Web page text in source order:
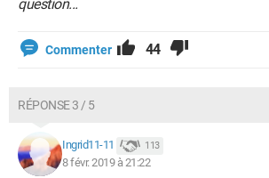
question...
Commenter 44
RÉPONSE 3 / 5
Ingrid11-11 113
8 févr. 2019 à 21:22